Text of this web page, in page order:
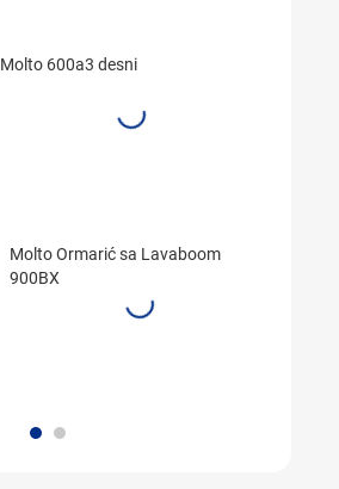
Molto 600a3 desni
Molto Ormarić sa Lavaboom
900BX